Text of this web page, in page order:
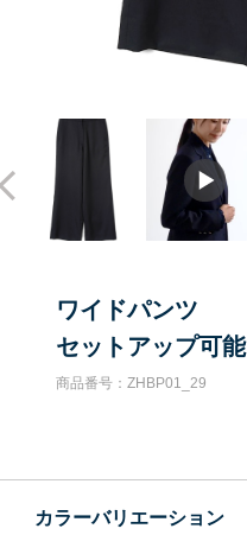
ワイドパンツ
セットアップ可能
商品番号：ZHBP01_29
カラーバリエーション